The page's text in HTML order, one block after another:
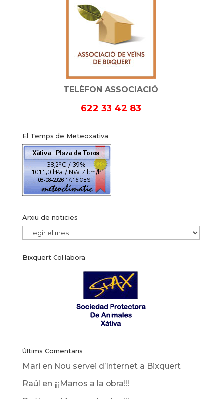
TELÈFON ASSOCIACIÓ
622 33 42 83
El Temps de Meteoxativa
Arxiu de noticies
Arxiu
noticies
Bixquert Col·labora
Últims Comentaris
Mari en Nou servei d’Internet a Bixquert
Raül en ¡¡¡Manos a la obra!!!